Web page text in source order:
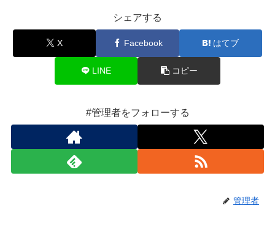
シェアする
X Facebook はてブ
LINE コピー
#管理者をフォローする
管理者